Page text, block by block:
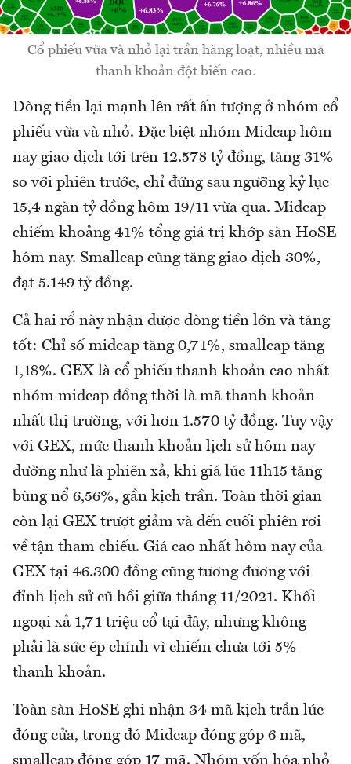
Cổ phiếu vừa và nhỏ lại trần hàng loạt, nhiều mã
thanh khoản đột biến cao.
Dòng tiền lại mạnh lên rất ấn tượng ở nhóm cổ
phiếu vừa và nhỏ. Đặc biệt nhóm Midcap hôm
nay giao dịch tới trên 12.578 tỷ đồng, tăng 31%
so với phiên trước, chỉ đứng sau ngưỡng kỷ lục
15,4 ngàn tỷ đồng hôm 19/11 vừa qua. Midcap
chiếm khoảng 41% tổng giá trị khớp sàn HoSE
hôm nay. Smallcap cũng tăng giao dịch 30%,
đạt 5.149 tỷ đồng.
Cả hai rổ này nhận được dòng tiền lớn và tăng
tốt: Chỉ số midcap tăng 0,71%, smallcap tăng
1,18%. GEX là cổ phiếu thanh khoản cao nhất
nhóm midcap đồng thời là mã thanh khoản
nhất thị trường, với hơn 1.570 tỷ đồng. Tuy vậy
với GEX, mức thanh khoản lịch sử hôm nay
dường như là phiên xả, khi giá lúc 11h15 tăng
bùng nổ 6,56%, gần kịch trần. Toàn thời gian
còn lại GEX trượt giảm và đến cuối phiên rơi
về tận tham chiếu. Giá cao nhất hôm nay của
GEX tại 46.300 đồng cũng tương đương với
đỉnh lịch sử cũ hồi giữa tháng 11/2021. Khối
ngoại xả 1,71 triệu cổ tại đây, nhưng không
phải là sức ép chính vì chiếm chưa tới 5%
thanh khoản.
Toàn sàn HoSE ghi nhận 34 mã kịch trần lúc
đóng cửa, trong đó Midcap đóng góp 6 mã,
smallcap đóng góp 17 mã. Nhóm vốn hóa nhỏ